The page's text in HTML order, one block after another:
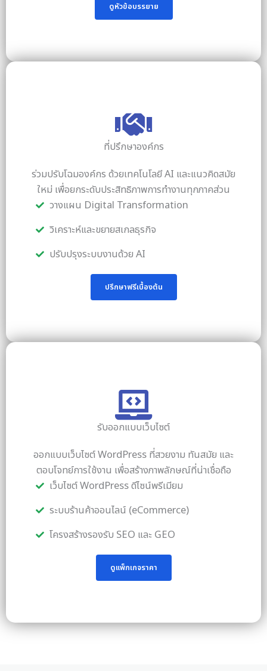
ดูหัวข้อบรรยาย
ที่ปรึกษาองค์กร
ร่วมปรับโฉมองค์กร ด้วยเทคโนโลยี AI และแนวคิดสมัย
ใหม่ เพื่อยกระดับประสิทธิภาพการทำงานทุกภาคส่วน
วางแผน Digital Transformation
วิเคราะห์และขยายสเกลธุรกิจ
ปรับปรุงระบบงานด้วย AI
ปรึกษาฟรีเบื้องต้น
รับออกแบบเว็บไซต์
ออกแบบเว็บไซต์ WordPress ที่สวยงาม ทันสมัย และ
ตอบโจทย์การใช้งาน เพื่อสร้างภาพลักษณ์ที่น่าเชื่อถือ
เว็บไซต์ WordPress ดีไซน์พรีเมียม
ระบบร้านค้าออนไลน์ (eCommerce)
โครงสร้างรองรับ SEO และ GEO
ดูแพ็กเกจราคา